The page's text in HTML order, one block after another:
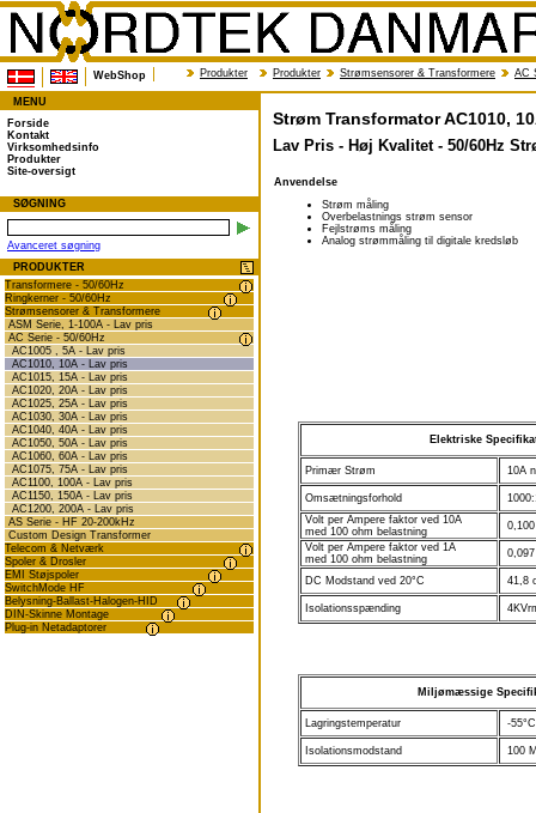
WebShop Produkter Produkter Strømsensorer & Transformere AC
MENU
Forside
Kontakt
Virksomhedsinfo
Produkter
Site-oversigt
SØGNING
Avanceret søgning
PRODUKTER
Transformere - 50/60Hz
Ringkerner - 50/60Hz
Strømsensorer & Transformere
ASM Serie, 1-100A - Lav pris
AC Serie - 50/60Hz
AC1005 , 5A - Lav pris
AC1010, 10A - Lav pris
AC1015, 15A - Lav pris
AC1020, 20A - Lav pris
AC1025, 25A - Lav pris
AC1030, 30A - Lav pris
AC1040, 40A - Lav pris
AC1050, 50A - Lav pris
AC1060, 60A - Lav pris
AC1075, 75A - Lav pris
AC1100, 100A - Lav pris
AC1150, 150A - Lav pris
AC1200, 200A - Lav pris
AS Serie - HF 20-200kHz
Custom Design Transformer
Telecom & Netværk
Spoler & Drosler
EMI Støjspoler
SwitchMode HF
Belysning-Ballast-Halogen-HID
DIN-Skinne Montage
Plug-in Netadaptorer
Strøm Transformator AC1010,
Lav Pris - Høj Kvalitet - 50/60Hz
Anvendelse
Strøm måling
Overbelastnings strøm sensor
Fejlstrøms måling
Analog strømmåling til digitale kredsløb
Elektriske
Primær Strøm 10A
Omsætningsforhold
Volt per Ampere faktor ved 10A
med 100 ohm belastning
0,100
Volt per Ampere faktor ved 1A
med 100 ohm belastning
0,097
DC Modstand ved 20°C 41,8
Isolationsspænding
Miljømæssige
Lagringstemperatur -
Isolationsmodstand 100